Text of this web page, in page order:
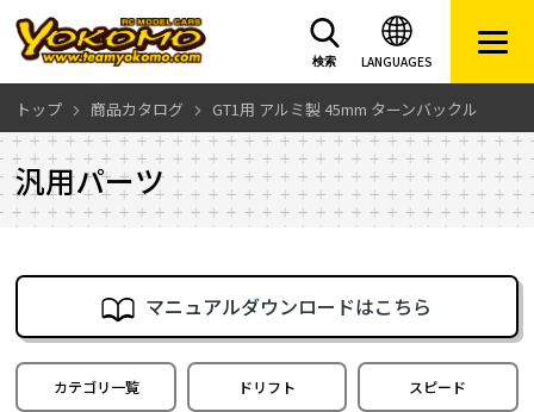
LANGUAGES
検索
トップ 商品カタログ GT1用 アルミ製 45mm ターンバックル
汎用パーツ
マニュアルダウンロードはこちら
カテゴリ一覧 ドリフト スピード